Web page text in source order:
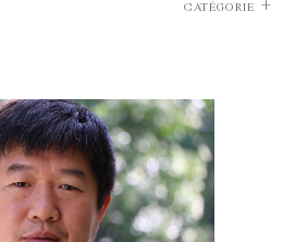
CATÉGORIE